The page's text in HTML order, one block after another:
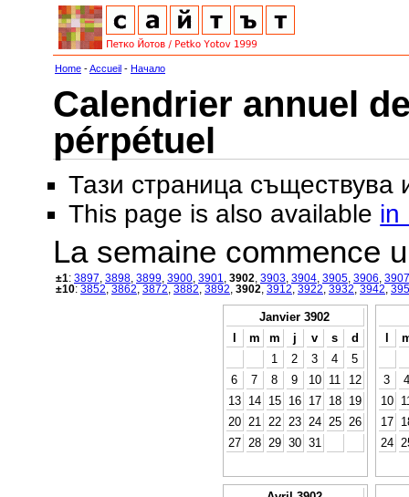
Home -Accueil - Начало
Calendrier annuel
pérpétuel
Тази страница съществува
This page is also available in
La semaine commence
±1: 3897 3898 3899 3900 3901 3902 3903 3904 3905 3906 3907
±10: 3852 3862 3872 3882 3892 3902 3912 3922 3932 3942
Janvier 3902
l
m m j v s
d
1
2 3 4
5
6
7 8 9 10 11
12
13
14 15 16 17 18
19
20
21 22 23 24 25
26
27
28 29 30 31
l
3
4
10
17
24